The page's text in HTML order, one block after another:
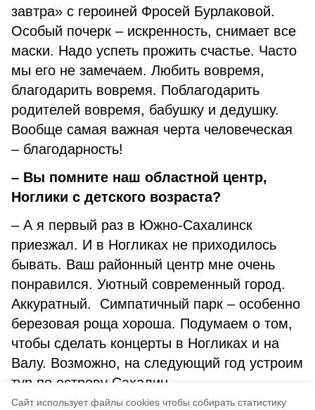
Cайт использует файлы cookies чтобы собирать статистику
завтра» с героиней Фросей Бурлаковой.
Особый почерк – искренность, снимает все
маски. Надо успеть прожить счастье. Часто
мы его не замечаем. Любить вовремя,
благодарить вовремя. Поблагодарить
родителей вовремя, бабушку и дедушку.
Вообще самая важная черта человеческая
– благодарность!
– Вы помните наш областной центр,
Ноглики с детского возраста?
– А я первый раз в Южно-Сахалинск
приезжал. И в Ногликах не приходилось
бывать. Ваш районный центр мне очень
понравился. Уютный современный город.
Аккуратный. Симпатичный парк – особенно
березовая роща хороша. Подумаем о том,
чтобы сделать концерты в Ногликах и на
Валу. Возможно, на следующий год устроим
тур по острову Сахалин.